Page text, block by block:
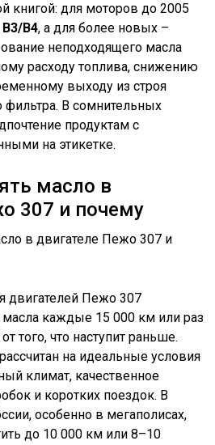
книгой: для моторов до 2005
B3/B4, а для более новых –
неподходящего масла
расходу топлива, снижению
выходу из строя
В сомнительных
продуктам с
на этикетке.
масло в
307 и почему
двигателей Пежо 307
каждые 15 000 км или раз
того, что наступит раньше.
на идеальные условия
климат, качественное
и коротких поездок. В
особенно в мегаполисах,
до 10 000 км или 8–10